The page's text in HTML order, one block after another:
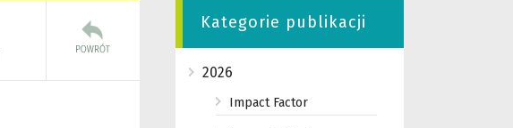
Kategorie publikacji
2026
Impact Factor